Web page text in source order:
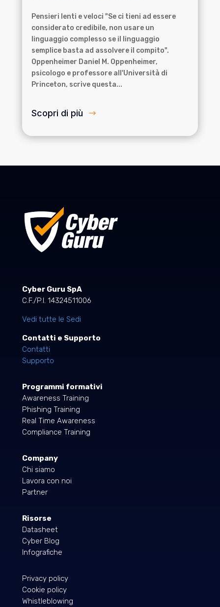
Pensieri lenti e veloci "Se ci tieni ad essere
considerato credibile, non usare un
linguaggio complesso se il linguaggio
semplice basta ad assolvere il compito".
Oppenheimer Daniel M. Oppenheimer,
psicologo e professore all'Università di
Princeton, scrive questa...
Scopri di più
Cyber Guru SpA
C.F./P.I. 14324511006
Vedi tutte le Sedi
Contatti e Supporto
Contatti
Supporto
Programmi formativi
Awareness Training
Phishing Training
Real Time Awareness
Compliance Training
Company
Chi siamo
Lavora con noi
Partner
Risorse
Datasheet
Cyber Blog
Infografiche
Privacy policy
Cookie policy
Whistleblowing